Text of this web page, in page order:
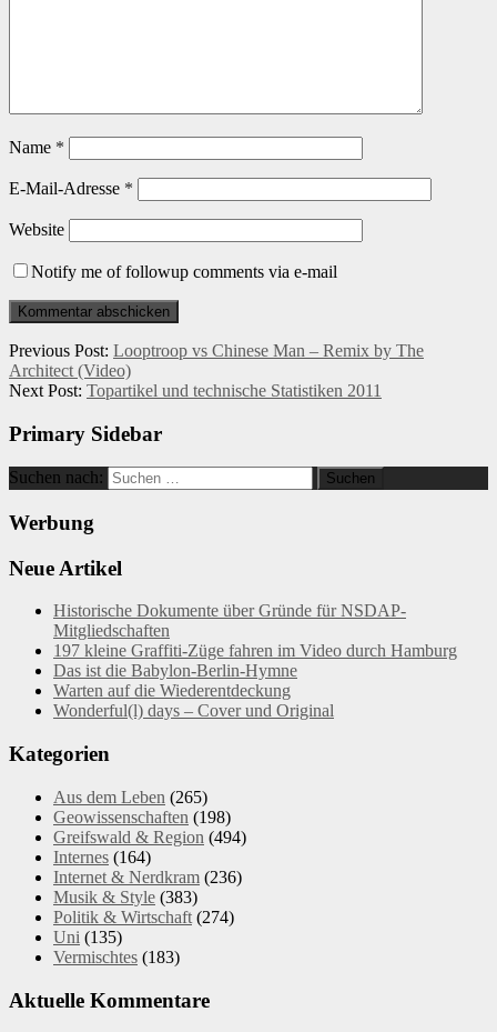
Name *
E-Mail-Adresse *
Website
Notify me of followup comments via e-mail
Previous Post: Looptroop vs Chinese Man – Remix by The
Architect (Video)
Next Post: Topartikel und technische Statistiken 2011
Primary Sidebar
Suchen nach:
Werbung
Neue Artikel
Historische Dokumente über Gründe für NSDAP-
Mitgliedschaften
197 kleine Graffiti-Züge fahren im Video durch Hamburg
Das ist die Babylon-Berlin-Hymne
Warten auf die Wiederentdeckung
Wonderful(l) days – Cover und Original
Kategorien
Aus dem Leben (265)
Geowissenschaften (198)
Greifswald & Region (494)
Internes (164)
Internet & Nerdkram (236)
Musik & Style (383)
Politik & Wirtschaft (274)
Uni (135)
Vermischtes (183)
Aktuelle Kommentare